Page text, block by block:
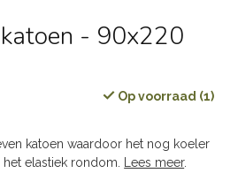
- 90x220
Op voorraad (1)
katoen waardoor het nog koeler
elastiek rondom.
Lees meer.